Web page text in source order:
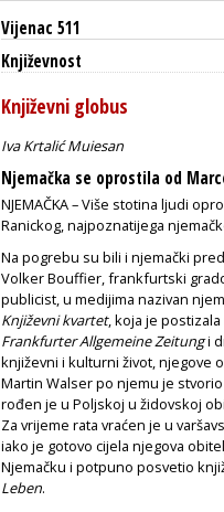
Vijenac 511
Književnost
Književni globus
Iva Krtalić Muiesan
Njemačka se oprostila od
NJEMAČKA – Više stotina ljudi
Ranickog, najpoznatijega
Na pogrebu su bili i njemački
Volker Bouffier, frankfurtski
publicist, u medijima nazivan
Književni kvartet, koja je
Frankfurter Allgemeine Zeitungi
književni i kulturni život, njegove
Martin Walser po njemu je
rođen je u Poljskoj u židovskoj
Za vrijeme rata vraćen je u
iako je gotovo cijela njegova
Njemačku i potpuno posvetio
Leben.